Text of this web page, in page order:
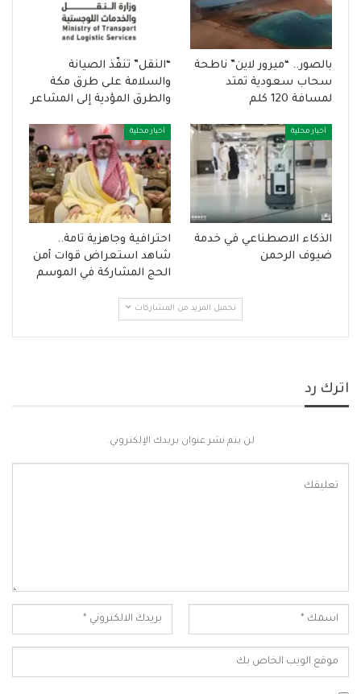
بالصور.. “ميرور لاين” ناطحة
سحاب سعودية تمتد
لمسافة 120 كلم
“النقل” تنفّذ الصيانة
والسلامة على طرق مكة
والطرق المؤدية إلى المشاعر
أخبار محلية
الذكاء الاصطناعي في خدمة
ضيوف الرحمن
أخبار محلية
احترافية وجاهزية تامة..
شاهد استعراض قوات أمن
الحج المشاركة في الموسم
تحميل المزيد من المشاركات
اترك رد
لن يتم نشر عنوان بريدك الإلكتروني.